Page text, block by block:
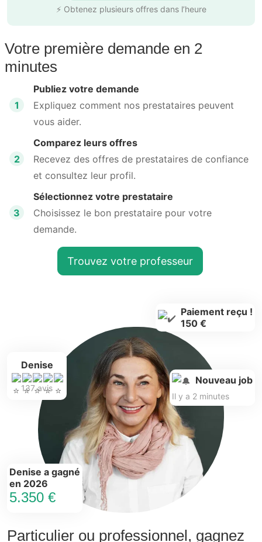
⚡ Obtenez plusieurs offres dans l’heure
Votre première demande en 2
minutes
1
Publiez votre demande
Expliquez comment nos prestataires peuvent
vous aider.
2
Comparez leurs offres
Recevez des offres de prestataires de confiance
et consultez leur profil.
3
Sélectionnez votre prestataire
Choisissez le bon prestataire pour votre
demande.
Trouvez votre professeur
Particulier ou professionnel, gagnez
Denise
137 avis
Denise a gagné
en 2026
5.350 €
Paiement reçu !
150 €
Nouveau job
Il y a 2 minutes